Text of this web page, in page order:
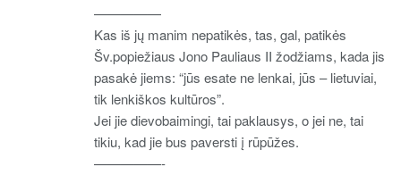
—————
Kas iš jų manim nepatikės, tas, gal, patikės
Šv.popiežiaus Jono Pauliaus II žodžiams, kada jis
pasakė jiems: “jūs esate ne lenkai, jūs – lietuviai,
tik lenkiškos kultūros”.
Jei jie dievobaimingi, tai paklausys, o jei ne, tai
tikiu, kad jie bus paversti į rūpūžes.
—————-